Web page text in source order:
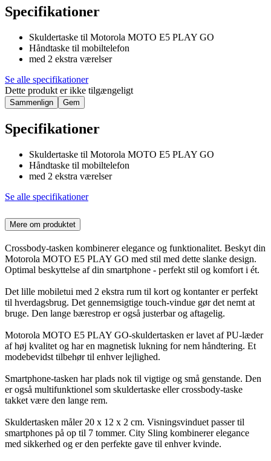
Specifikationer
Skuldertaske til Motorola MOTO E5 PLAY GO
Håndtaske til mobiltelefon
med 2 ekstra værelser
Se alle specifikationer
Dette produkt er ikke tilgængeligt
Sammenlign Gem
Specifikationer
Skuldertaske til Motorola MOTO E5 PLAY GO
Håndtaske til mobiltelefon
med 2 ekstra værelser
Se alle specifikationer
Mere om produktet
Crossbody-tasken kombinerer elegance og funktionalitet. Beskyt din
Motorola MOTO E5 PLAY GO med stil med dette slanke design.
Optimal beskyttelse af din smartphone - perfekt stil og komfort i ét.
Det lille mobiletui med 2 ekstra rum til kort og kontanter er perfekt
til hverdagsbrug. Det gennemsigtige touch-vindue gør det nemt at
bruge. Den lange bærestrop er også justerbar og aftagelig.
Motorola MOTO E5 PLAY GO-skuldertasken er lavet af PU-læder
af høj kvalitet og har en magnetisk lukning for nem håndtering. Et
modebevidst tilbehør til enhver lejlighed.
Smartphone-tasken har plads nok til vigtige og små genstande. Den
er også multifunktionel som skuldertaske eller crossbody-taske
takket være den lange rem.
Skuldertasken måler 20 x 12 x 2 cm. Visningsvinduet passer til
smartphones på op til 7 tommer. City Sling kombinerer elegance
med sikkerhed og er den perfekte gave til enhver kvinde.